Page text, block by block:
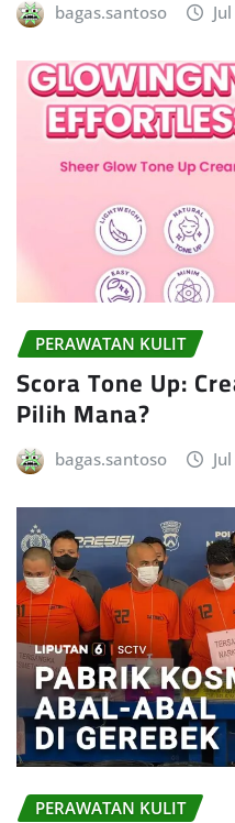
bagas.santoso
PERAWATAN KULIT
Scora Tone Up:
Pilih Mana?
bagas.santoso
PERAWATAN KULIT